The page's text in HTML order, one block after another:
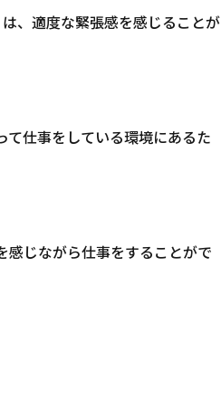
、適度な緊張感を感じることが
て仕事をしている環境にあるた
感じながら仕事をすることがで